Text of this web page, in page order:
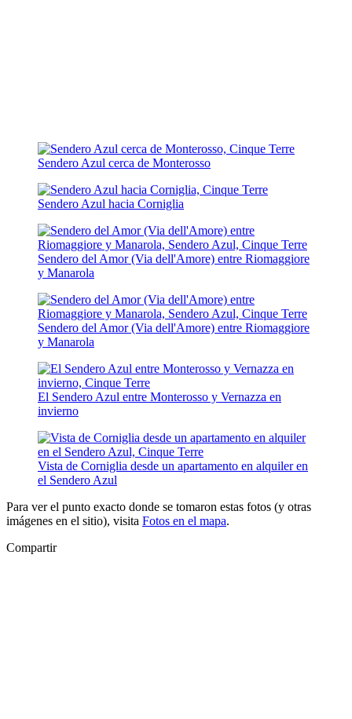
Sendero Azul cerca de Monterosso
Sendero Azul hacia Corniglia
Sendero del Amor (Via dell'Amore) entre Riomaggiore
y Manarola
Sendero del Amor (Via dell'Amore) entre Riomaggiore
y Manarola
El Sendero Azul entre Monterosso y Vernazza en
invierno
Vista de Corniglia desde un apartamento en alquiler en
el Sendero Azul
Para ver el punto exacto donde se tomaron estas fotos (y otras
imágenes en el sitio), visita Fotos en el mapa.
Compartir